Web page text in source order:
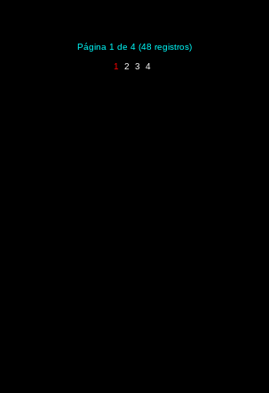
Página 1 de 4 (48 registros)
1 2 3 4